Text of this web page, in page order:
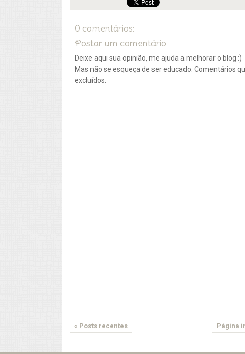
0 comentários:
Postar um comentário
Deixe aqui sua opinião, me ajuda a melhorar o blog :)
Mas não se esqueça de ser educado. Comentários
excluídos.
« Posts recentes Página